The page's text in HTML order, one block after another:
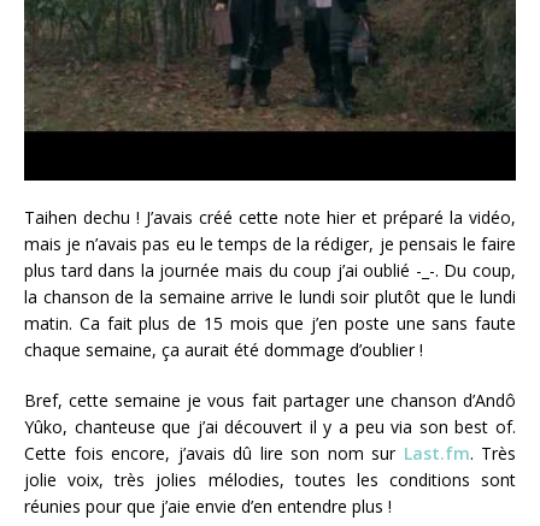
Taihen dechu ! J’avais créé cette note hier et préparé la vidéo,
mais je n’avais pas eu le temps de la rédiger, je pensais le faire
plus tard dans la journée mais du coup j’ai oublié -_-. Du coup,
la chanson de la semaine arrive le lundi soir plutôt que le lundi
matin. Ca fait plus de 15 mois que j’en poste une sans faute
chaque semaine, ça aurait été dommage d’oublier !
Bref, cette semaine je vous fait partager une chanson d’Andô
Yûko, chanteuse que j’ai découvert il y a peu via son best of.
Cette fois encore, j’avais dû lire son nom sur Last.fm. Très
jolie voix, très jolies mélodies, toutes les conditions sont
réunies pour que j’aie envie d’en entendre plus !